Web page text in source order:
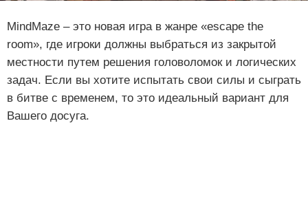
MindMaze – это новая игра в жанре «escape the
room», где игроки должны выбраться из закрытой
местности путем решения головоломок и логических
задач. Если вы хотите испытать свои силы и сыграть
в битве с временем, то это идеальный вариант для
Вашего досуга.